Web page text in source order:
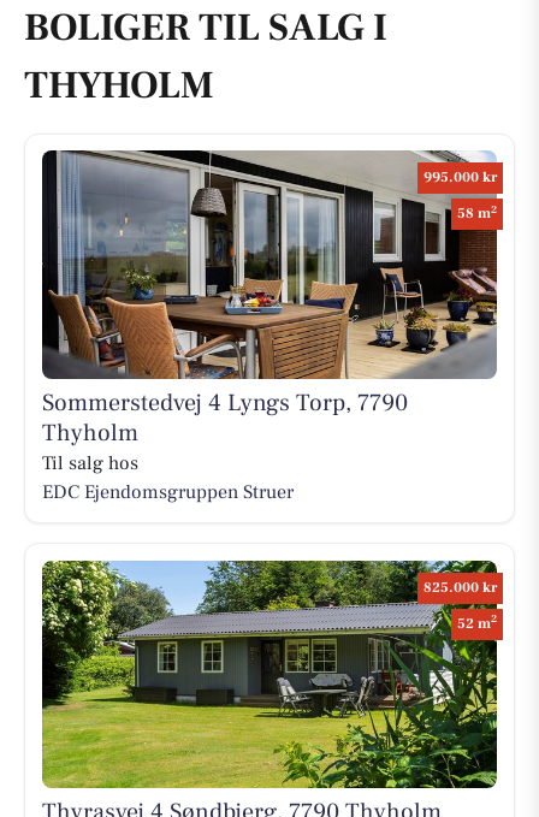
BOLIGER TIL SALG I
THYHOLM
995.000 kr
58 m2
Sommerstedvej 4 Lyngs Torp, 7790
Thyholm
Til salg hos
EDC Ejen­doms­grup­pen Struer
825.000 kr
52 m2